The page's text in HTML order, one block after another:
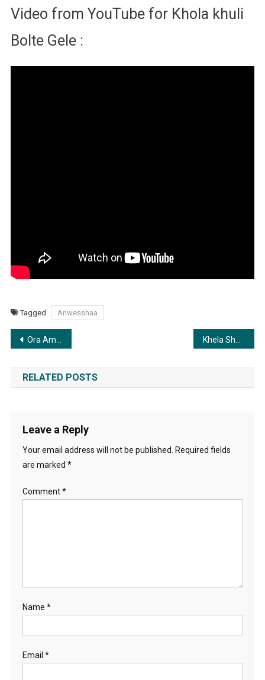
Video from YouTube for Khola khuli
Bolte Gele :
Tagged Anwesshaa
Post
navigation
Ora Amar Mukher Bhasha | ওরা আমার মুখের ভাষা
RELATED POSTS
Leave a Reply
Your email address will not be published.
Required fields
are marked *
Comment*
Name *
Email *